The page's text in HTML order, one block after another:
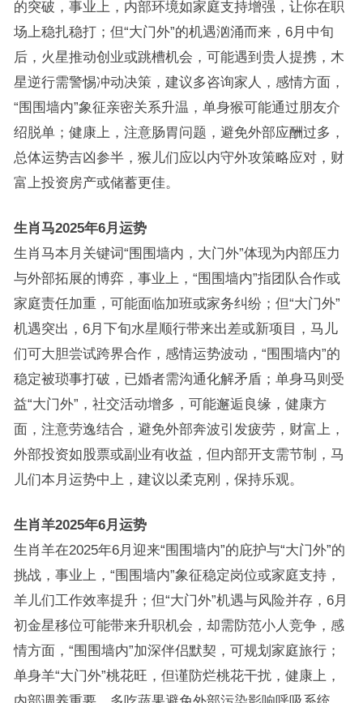
的突破，事业上，内部环境如家庭支持增强，让你在职
场上稳扎稳打；但“大门外”的机遇汹涌而来，6月中旬
后，火星推动创业或跳槽机会，可能遇到贵人提携，木
星逆行需警惕冲动决策，建议多咨询家人，感情方面，
“围围墙内”象征亲密关系升温，单身猴可能通过朋友介
绍脱单；健康上，注意肠胃问题，避免外部应酬过多，
总体运势吉凶参半，猴儿们应以内守外攻策略应对，财
富上投资房产或储蓄更佳。
生肖马2025年6月运势
生肖马本月关键词“围围墙内，大门外”体现为内部压力
与外部拓展的博弈，事业上，“围围墙内”指团队合作或
家庭责任加重，可能面临加班或家务纠纷；但“大门外”
机遇突出，6月下旬水星顺行带来出差或新项目，马儿
们可大胆尝试跨界合作，感情运势波动，“围围墙内”的
稳定被琐事打破，已婚者需沟通化解矛盾；单身马则受
益“大门外”，社交活动增多，可能邂逅良缘，健康方
面，注意劳逸结合，避免外部奔波引发疲劳，财富上，
外部投资如股票或副业有收益，但内部开支需节制，马
儿们本月运势中上，建议以柔克刚，保持乐观。
生肖羊2025年6月运势
生肖羊在2025年6月迎来“围围墙内”的庇护与“大门外”的
挑战，事业上，“围围墙内”象征稳定岗位或家庭支持，
羊儿们工作效率提升；但“大门外”机遇与风险并存，6月
初金星移位可能带来升职机会，却需防范小人竞争，感
情方面，“围围墙内”加深伴侣默契，可规划家庭旅行；
单身羊“大门外”桃花旺，但谨防烂桃花干扰，健康上，